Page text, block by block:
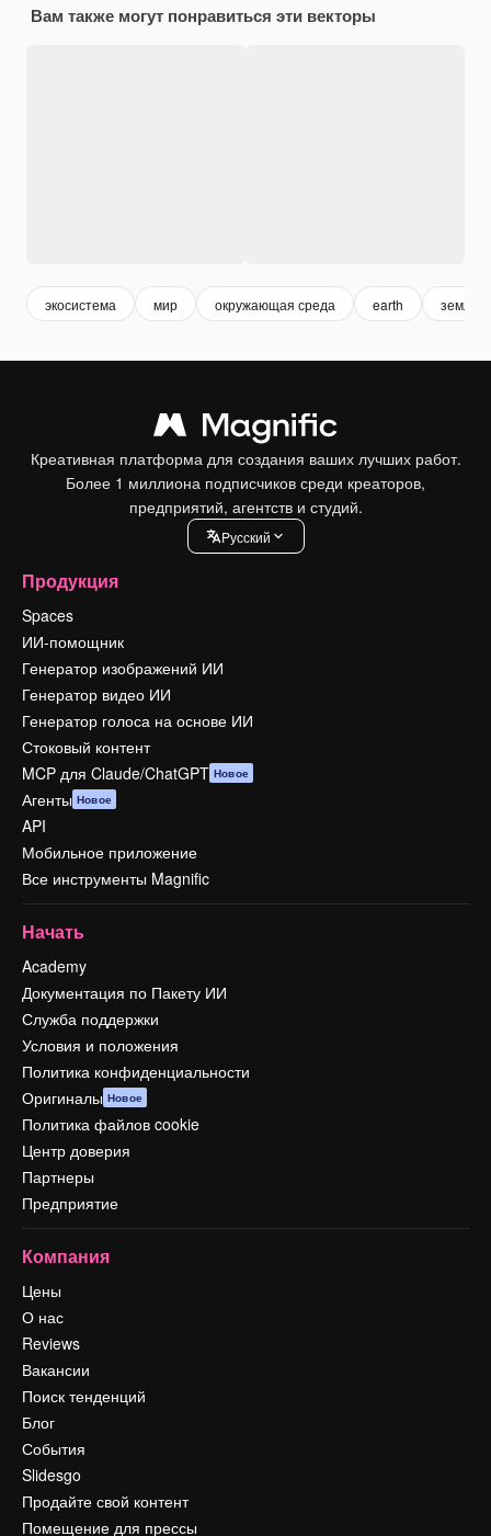
Вам также могут понравиться эти векторы
экосистема мир окружающая среда earth земля
Креативная платформа для создания ваших лучших работ.
Более 1 миллиона подписчиков среди креаторов,
предприятий, агентств и студий.
Pусский
Продукция
Spaces
ИИ-помощник
Генератор изображений ИИ
Генератор видео ИИ
Генератор голоса на основе ИИ
Стоковый контент
MCP для Claude/ChatGPT Новое
Агенты Новое
API
Мобильное приложение
Все инструменты Magnific
Начать
Academy
Документация по Пакету ИИ
Служба поддержки
Условия и положения
Политика конфиденциальности
Оригиналы Новое
Политика файлов cookie
Центр доверия
Партнеры
Предприятие
Компания
Цены
О нас
Reviews
Вакансии
Поиск тенденций
Блог
События
Slidesgo
Продайте свой контент
Помещение для прессы